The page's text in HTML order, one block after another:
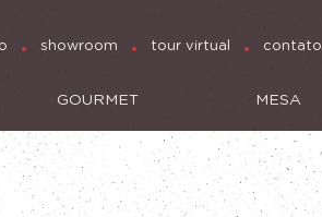
showroom tour virtual contato
GOURMET MESA